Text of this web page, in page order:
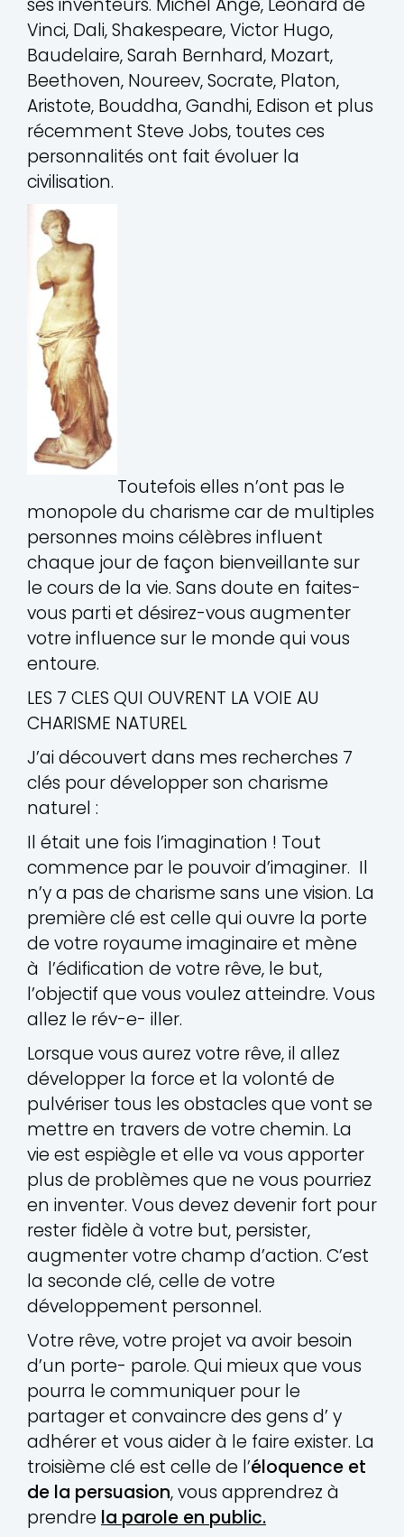
ses inventeurs. Michel Ange, Leonard de
Vinci, Dali, Shakespeare, Victor Hugo,
Baudelaire, Sarah Bernhard, Mozart,
Beethoven, Noureev, Socrate, Platon,
Aristote, Bouddha, Gandhi, Edison et plus
récemment Steve Jobs, toutes ces
personnalités ont fait évoluer la
civilisation.
Toutefois elles n’ont pas le
monopole du charisme car de multiples
personnes moins célèbres influent
chaque jour de façon bienveillante sur
le cours de la vie. Sans doute en faites-
vous parti et désirez-vous augmenter
votre influence sur le monde qui vous
entoure.
LES 7 CLES QUI OUVRENT LA VOIE AU
CHARISME NATUREL
J’ai découvert dans mes recherches 7
clés pour développer son charisme
naturel :
Il était une fois l’imagination ! Tout
commence par le pouvoir d’imaginer. Il
n’y a pas de charisme sans une vision. La
première clé est celle qui ouvre la porte
de votre royaume imaginaire et mène
à l’édification de votre rêve, le but,
l’objectif que vous voulez atteindre. Vous
allez le rév-e- iller.
Lorsque vous aurez votre rêve, il allez
développer la force et la volonté de
pulvériser tous les obstacles que vont se
mettre en travers de votre chemin. La
vie est espiègle et elle va vous apporter
plus de problèmes que ne vous pourriez
en inventer. Vous devez devenir fort pour
rester fidèle à votre but, persister,
augmenter votre champ d’action. C’est
la seconde clé, celle de votre
développement personnel.
Votre rêve, votre projet va avoir besoin
d’un porte- parole. Qui mieux que vous
pourra le communiquer pour le
partager et convaincre des gens d’ y
adhérer et vous aider à le faire exister. La
troisième clé est celle de l’éloquence et
de la persuasion, vous apprendrez à
prendre la parole en public.